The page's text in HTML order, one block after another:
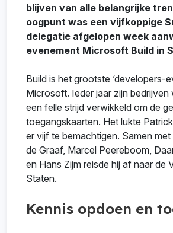
blijven van alle belangrijke
oogpunt was een vijfkoppige
delegatie afgelopen week
evenement Microsoft Build in
Build is het grootste ‘developers-
Microsoft. Ieder jaar zijn bedrijven
een felle strijd verwikkeld om de
toegangskaarten. Het lukte
er vijf te bemachtigen. Samen met
de Graaf, Marcel Peereboom,
en Hans Zijm reisde hij af naar de
Staten.
Kennis opdoen en